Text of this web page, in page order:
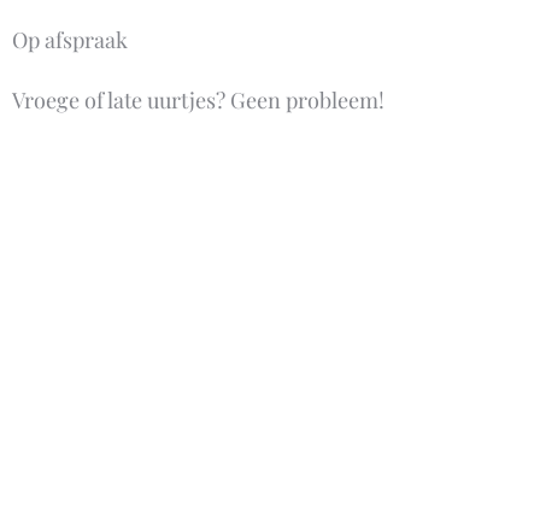
Op afspraak
Vroege of late uurtjes? Geen probleem!